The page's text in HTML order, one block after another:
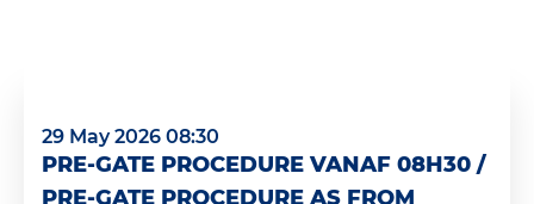
29 May 2026 08:30
PRE-GATE PROCEDURE VANAF 08H30 /
PRE-GATE PROCEDURE AS FROM